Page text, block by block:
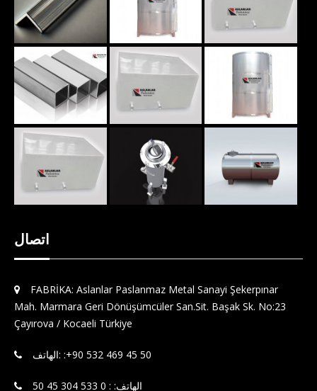
اتصال
FABRİKA: Aslanlar Paslanmaz Metal Sanayi Şekerpınar
Mah. Marmara Geri Dönüşümcüler San.Sit. Başak Sk. No:23
Çayırova / Kocaeli Türkiye
الهاتف: : 0 533 304 45 50